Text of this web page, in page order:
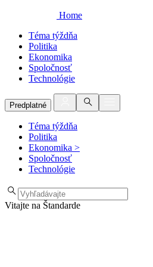
Home
Téma týždňa
Politika
Ekonomika
Spoločnosť
Technológie
Predplatné
Téma týždňa
Politika
Ekonomika >
Spoločnosť
Technológie
Vitajte na Štandarde